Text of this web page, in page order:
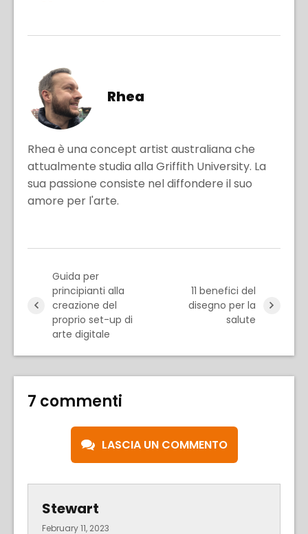
Rhea
Rhea è una concept artist australiana che
attualmente studia alla Griffith University. La
sua passione consiste nel diffondere il suo
amore per l'arte.
Guida per
principianti alla
creazione del
proprio set-up di
arte digitale
11 benefici del
disegno per la
salute
7 commenti
LASCIA UN COMMENTO
Stewart
February 11, 2023